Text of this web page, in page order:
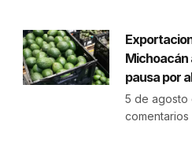
Michoacán
pausa por
5 de agosto
comentarios